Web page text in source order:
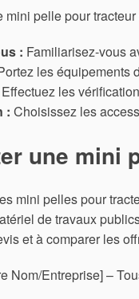
mini pelle pour
: Familiarisez-vous
les équipements
Effectuez les
: Choisissez les
une mini
mini pelles pour
de travaux
et à comparer les
Nom/Entreprise] –